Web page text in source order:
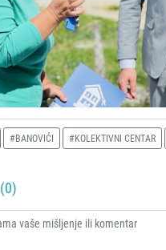
#BANOVIĆI #KOLEKTIVNI CENTAR
(0)